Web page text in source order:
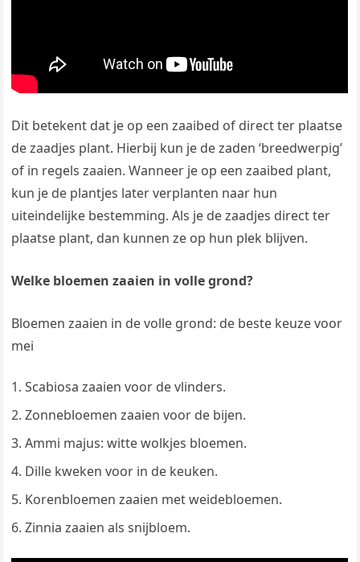
Dit betekent dat je op een zaaibed of direct ter plaatse
de zaadjes plant. Hierbij kun je de zaden ‘breedwerpig’
of in regels zaaien. Wanneer je op een zaaibed plant,
kun je de plantjes later verplanten naar hun
uiteindelijke bestemming. Als je de zaadjes direct ter
plaatse plant, dan kunnen ze op hun plek blijven.
Welke bloemen zaaien in volle grond?
Bloemen zaaien in de volle grond: de beste keuze voor
mei
Scabiosa zaaien voor de vlinders.
Zonnebloemen zaaien voor de bijen.
Ammi majus: witte wolkjes bloemen.
Dille kweken voor in de keuken.
Korenbloemen zaaien met weidebloemen.
Zinnia zaaien als snijbloem.